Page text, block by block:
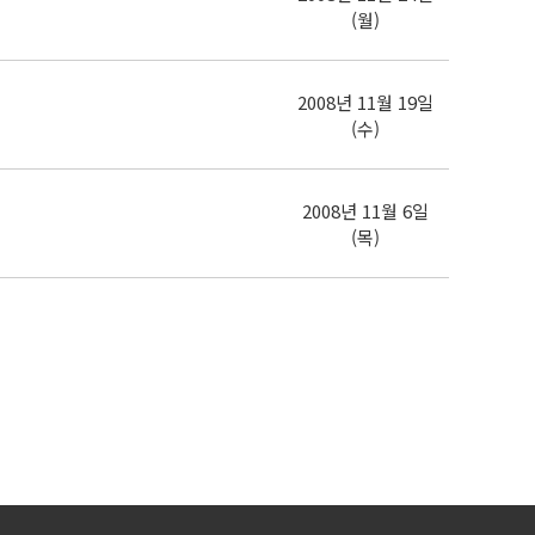
(월)
2008년 11월 19일
(수)
2008년 11월 6일
(목)